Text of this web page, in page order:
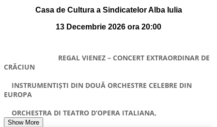
Casa de Cultura a Sindicatelor Alba Iulia
13 Decembrie 2026 ora 20:00
REGAL VIENEZ – CONCERT EXTRAORDINAR DE
CRĂCIUN
INSTRUMENTIȘTI DIN DOUĂ ORCHESTRE CELEBRE DIN
EUROPA
ORCHESTRA DI TEATRO D’OPERA ITALIANA,
Show More